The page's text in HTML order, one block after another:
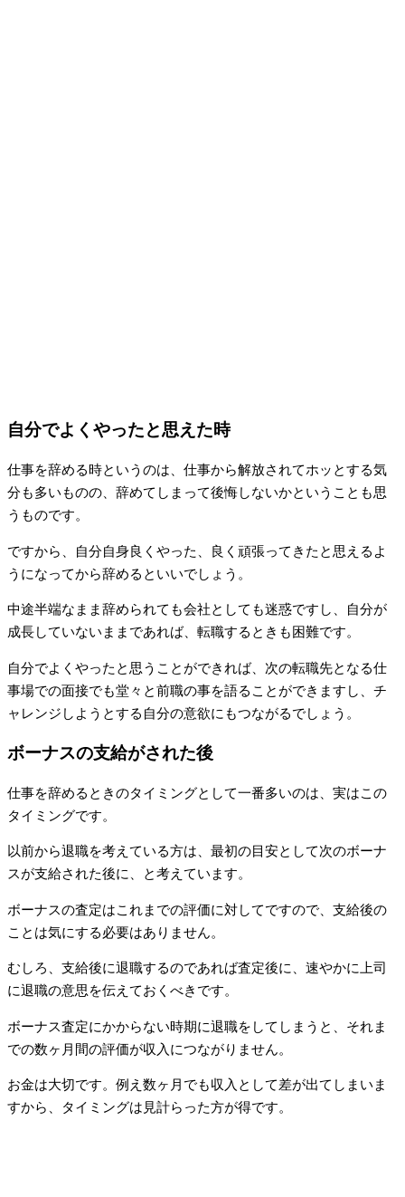
自分でよくやったと思えた時
仕事を辞める時というのは、仕事から解放されてホッとする気
分も多いものの、辞めてしまって後悔しないかということも思
うものです。
ですから、自分自身良くやった、良く頑張ってきたと思えるよ
うになってから辞めるといいでしょう。
中途半端なまま辞められても会社としても迷惑ですし、自分が
成長していないままであれば、転職するときも困難です。
自分でよくやったと思うことができれば、次の転職先となる仕
事場での面接でも堂々と前職の事を語ることができますし、チ
ャレンジしようとする自分の意欲にもつながるでしょう。
ボーナスの支給がされた後
仕事を辞めるときのタイミングとして一番多いのは、実はこの
タイミングです。
以前から退職を考えている方は、最初の目安として次のボーナ
スが支給された後に、と考えています。
ボーナスの査定はこれまでの評価に対してですので、支給後の
ことは気にする必要はありません。
むしろ、支給後に退職するのであれば査定後に、速やかに上司
に退職の意思を伝えておくべきです。
ボーナス査定にかからない時期に退職をしてしまうと、それま
での数ヶ月間の評価が収入につながりません。
お金は大切です。例え数ヶ月でも収入として差が出てしまいま
すから、タイミングは見計らった方が得です。